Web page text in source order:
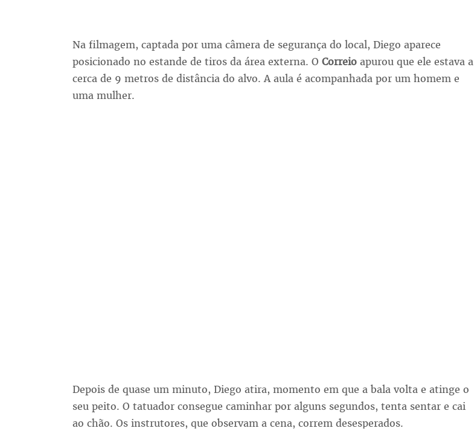
Na filmagem, captada por uma câmera de segurança do local, Diego aparece
posicionado no estande de tiros da área externa. O Correio apurou que ele estava a
cerca de 9 metros de distância do alvo. A aula é acompanhada por um homem e
uma mulher.
Depois de quase um minuto, Diego atira, momento em que a bala volta e atinge o
seu peito. O tatuador consegue caminhar por alguns segundos, tenta sentar e cai
ao chão. Os instrutores, que observam a cena, correm desesperados.